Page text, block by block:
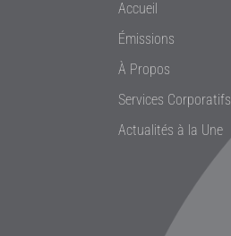
Accueil
Émissions
À Propos
Services Corporatifs
Actualités à la Une